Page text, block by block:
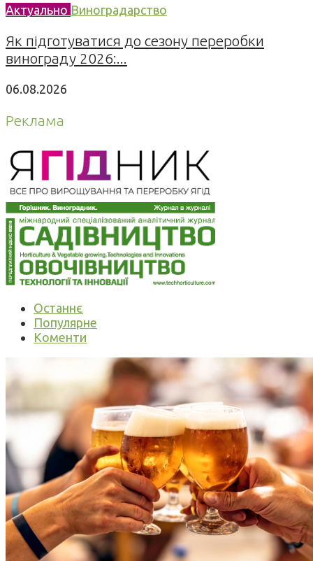
Актуально Виноградарство
Як підготуватися до сезону переробки
винограду 2026:...
06.08.2026
Реклама
Останнє
Популярне
Коменти